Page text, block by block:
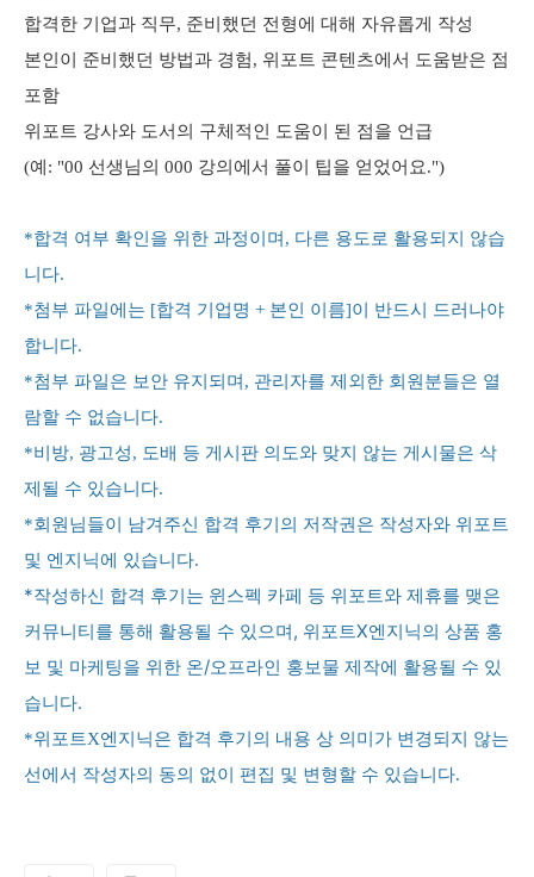
합격한 기업과 직무, 준비했던 전형에 대해 자유롭게 작성
본인이 준비했던 방법과 경험, 위포트 콘텐츠에서 도움받은 점
포함
위포트 강사와 도서의 구체적인 도움이 된 점을 언급
(예: "00 선생님의 000 강의에서 풀이 팁을 얻었어요.")
*합격 여부 확인을 위한 과정이며, 다른 용도로 활용되지 않습
니다.
*첨부 파일에는 [합격 기업명 + 본인 이름]이 반드시 드러나야
합니다.
*첨부 파일은 보안 유지되며, 관리자를 제외한 회원분들은 열
람할 수 없습니다.
*비방, 광고성, 도배 등 게시판 의도와 맞지 않는 게시물은 삭
제될 수 있습니다.
*회원님들이 남겨주신 합격 후기의 저작권은 작성자와 위포트
및 엔지닉에 있습니다.
*작성하신 합격 후기는 윈스펙 카페 등 위포트와 제휴를 맺은
커뮤니티를 통해 활용될 수 있으며, 위포트X엔지닉의 상품 홍
보 및 마케팅을 위한 온/오프라인 홍보물 제작에 활용될 수 있
습니다.
*위포트X엔지닉은 합격 후기의 내용 상 의미가 변경되지 않는
선에서 작성자의 동의 없이 편집 및 변형할 수 있습니다.